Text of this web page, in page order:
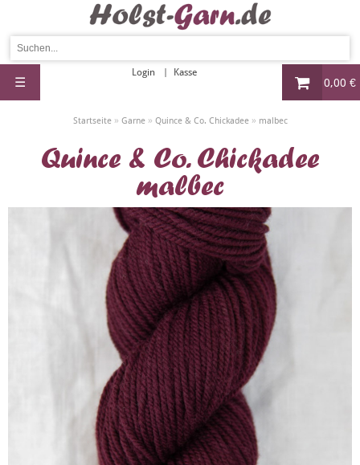
0,00 €
Login Kasse
☰
Startseite» Garne» Quince & Co. Chickadee» malbec
Quince & Co. Chickadee
malbec